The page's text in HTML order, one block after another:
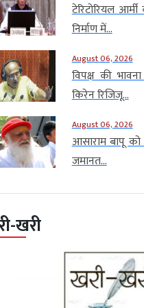
टेरिटोरियल
निर्माण में...
August 06, 2026
विपक्ष की
किरेन रिजिजू...
August 06, 2026
आसाराम बापू को
जमानत...
खरी